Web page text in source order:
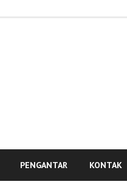
PENGANTAR KONTAK